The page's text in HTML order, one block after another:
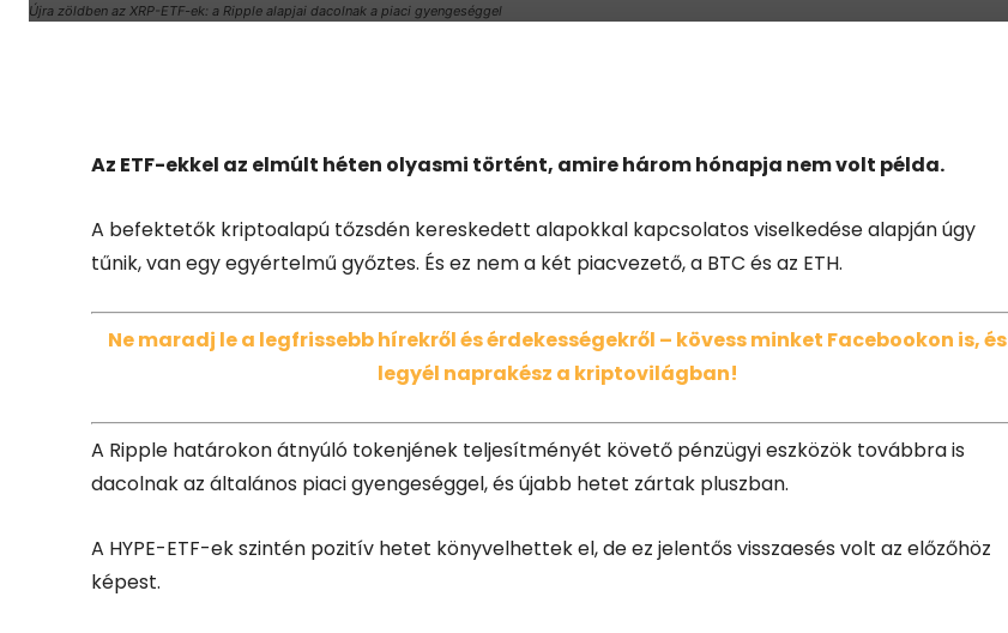
Újra zöldben az XRP-ETF-ek: a Ripple alapjai dacolnak a piaci gyengeséggel
Az ETF-ekkel az elmúlt héten olyasmi történt, amire három hónapja nem volt példa.
A befektetők kriptoalapú tőzsdén kereskedett alapokkal kapcsolatos viselkedése alapján úgy
tűnik, van egy egyértelmű győztes. És ez nem a két piacvezető, a BTC és az ETH.
Ne maradj le a legfrissebb hírekről és érdekességekről – kövess minket Facebookon is, és
legyél naprakész a kriptovilágban!
A Ripple határokon átnyúló tokenjének teljesítményét követő pénzügyi eszközök továbbra is
dacolnak az általános piaci gyengeséggel, és újabb hetet zártak pluszban.
A HYPE-ETF-ek szintén pozitív hetet könyvelhettek el, de ez jelentős visszaesés volt az előzőhöz
képest.